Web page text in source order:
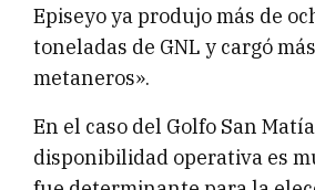
Episeyo ya produjo más de
toneladas de GNL y cargó
metaneros».
En el caso del Golfo San
disponibilidad operativa es